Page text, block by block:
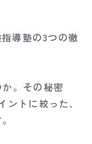
導塾の3つの徹
。その秘密
トに絞った、